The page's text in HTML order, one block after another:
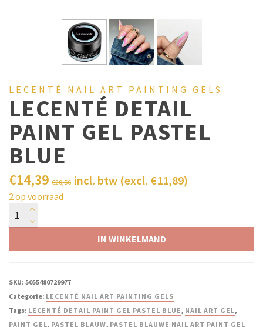
LECENTÉ NAIL ART PAINTING GELS
LECENTÉ DETAIL
PAINT GEL PASTEL
BLUE
€20,56
€14,39 incl. btw (excl. €11,89)
2 op voorraad
IN WINKELMAND
SKU: 5055480729977
Categorie: LECENTÉ NAIL ART PAINTING GELS
Tags: LECENTÉ DETAIL PAINT GEL PASTEL BLUE, NAIL ART GEL,
PAINT GEL, PASTEL BLAUW, PASTEL BLAUWE NAIL ART PAINT GEL